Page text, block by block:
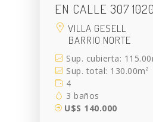
EN CALLE 307 1020
VILLA GESELL
BARRIO NORTE
Sup. cubierta:
Sup. total: 130.00m²
4
3 baños
U$S 140.000